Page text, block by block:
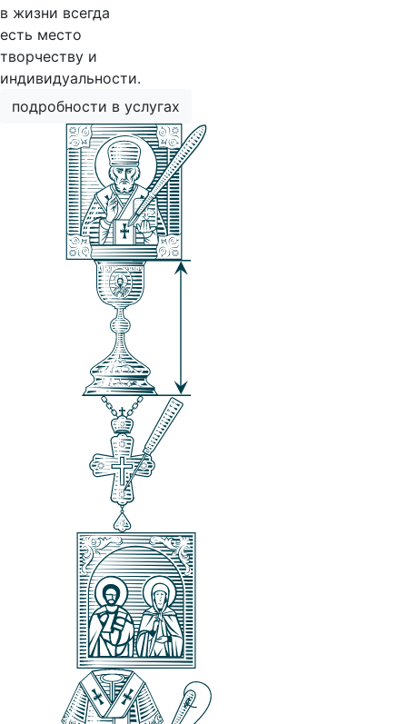
в жизни всегда
есть место
творчеству и
индивидуальности.
подробности в услугах